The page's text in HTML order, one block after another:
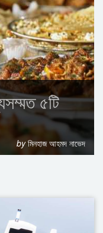
৫টি
byমিনহাজ আহমদ নাভেদ